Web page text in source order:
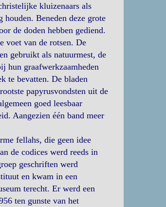
kluizenaars als
Beneden deze grote
de doden hebben gediend.
voet van de rotsen. De
gebruikt als natuurmest, de
hun graafwerkzaamheden
te bevatten. De bladen
papyrusvondsten uit de
goed leesbaar
Aangezien één band meer
fellahs, die geen idee
de codices werd reeds in
geschriften werd
en kwam in een
terecht. Er werd een
ten gunste van het